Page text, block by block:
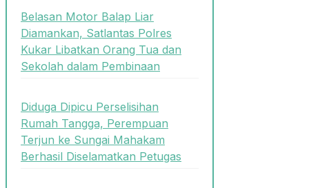
Belasan Motor Balap Liar
Diamankan, Satlantas Polres
Kukar Libatkan Orang Tua dan
Sekolah dalam Pembinaan
Diduga Dipicu Perselisihan
Rumah Tangga, Perempuan
Terjun ke Sungai Mahakam
Berhasil Diselamatkan Petugas